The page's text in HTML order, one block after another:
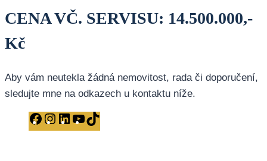
CENA VČ. SERVISU: 14.500.000,-
Kč
Aby vám neutekla žádná nemovitost, rada či doporučení,
sledujte mne na odkazech u kontaktu níže.